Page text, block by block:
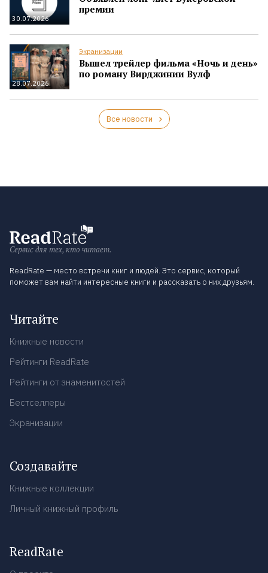
30.07.2026
премии
28.07.2026
Экранизации
Вышел трейлер фильма «Ночь и день»
по роману Вирджинии Вулф
Все новости
Сервис для тех, кто читает.
ReadRate — место встречи книг и людей. Это сервис, который
поможет вам найти интересные книги и рассказать о них друзьям.
Читайте
Книжные новости
Рейтинги ReadRate
Рейтинги от знаменитостей
Бестселлеры
Экранизации
Создавайте
Книжные коллекции
Личный книжный профиль
ReadRate